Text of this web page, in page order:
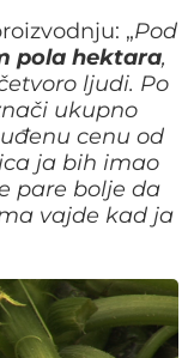
„Pod
pola hektara,
ljudi. Po
ukupno
cenu od
ja bih imao
pare bolje da
vajde kad ja